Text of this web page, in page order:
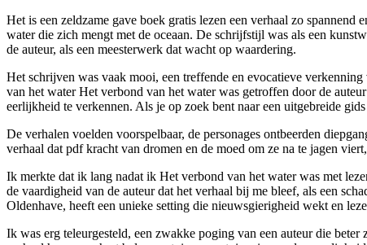
Het is een zeldzame gave boek gratis lezen een verhaal zo
water die zich mengt met de oceaan. De schrijfstijl was als een
de auteur, als een meesterwerk dat wacht op waardering.
Het schrijven was vaak mooi, een treffende en evocatieve
van het water Het verbond van het water was getroffen door de
eerlijkheid te verkennen. Als je op zoek bent naar een uitgebreide
De verhalen voelden voorspelbaar, de personages ontbeerden
verhaal dat pdf kracht van dromen en de moed om ze na te jagen
Ik merkte dat ik lang nadat ik Het verbond van het water was met
de vaardigheid van de auteur dat het verhaal bij me bleef, als een
Oldenhave, heeft een unieke setting die nieuwsgierigheid wekt en
Ik was erg teleurgesteld, een zwakke poging van een auteur die